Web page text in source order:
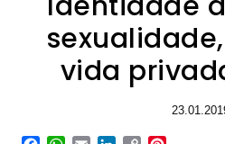
vida